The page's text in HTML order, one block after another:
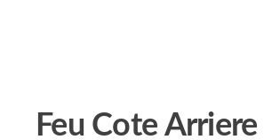
Feu Cote Arriere